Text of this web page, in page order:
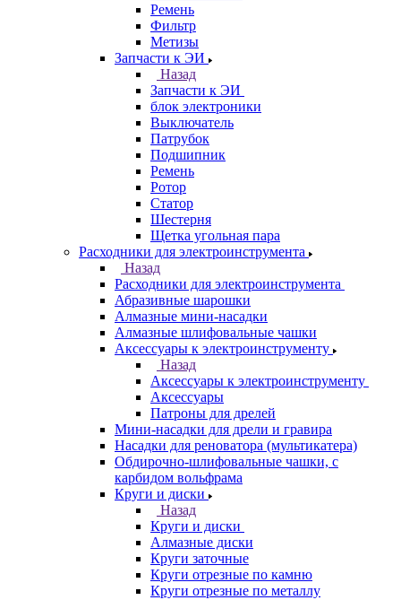
Ремень
Фильтр
Метизы
Запчасти к ЭИ
Назад
Запчасти к ЭИ
блок электроники
Выключатель
Патрубок
Подшипник
Ремень
Ротор
Статор
Шестерня
Щетка угольная пара
Расходники для электроинструмента
Назад
Расходники для электроинструмента
Абразивные шарошки
Алмазные мини-насадки
Алмазные шлифовальные чашки
Аксессуары к электроинструменту
Назад
Аксессуары к электроинструменту
Аксессуары
Патроны для дрелей
Мини-насадки для дрели и гравира
Насадки для реноватора (мультикатера)
Обдирочно-шлифовальные чашки, с
карбидом вольфрама
Круги и диски
Назад
Круги и диски
Алмазные диски
Круги заточные
Круги отрезные по камню
Круги отрезные по металлу